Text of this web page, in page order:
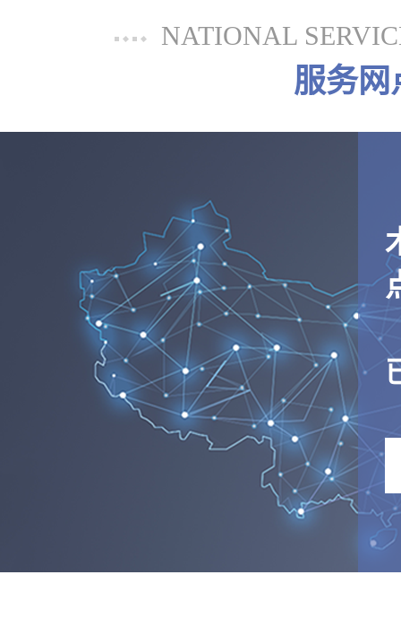
NATIONAL
服务网